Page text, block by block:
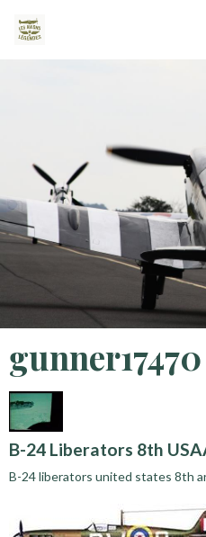
gunner17470
B-24 Liberators 8th
B-24 liberators united states 8th